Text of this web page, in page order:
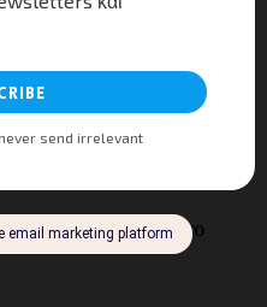
για τον τουρισμό το